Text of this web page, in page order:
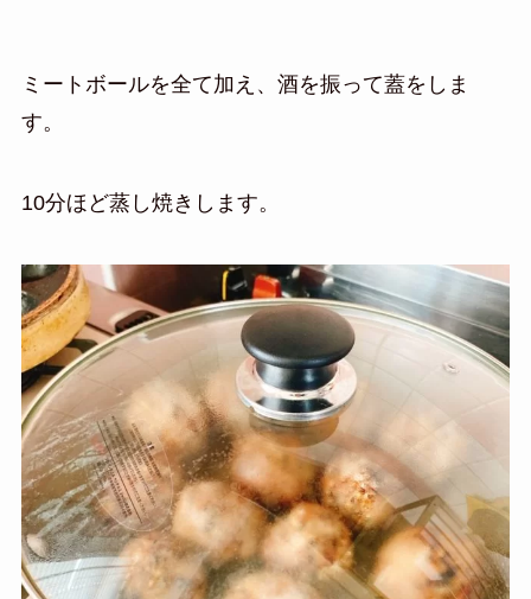
ミートボールを全て加え、酒を振って蓋をしま
す。
10分ほど蒸し焼きします。